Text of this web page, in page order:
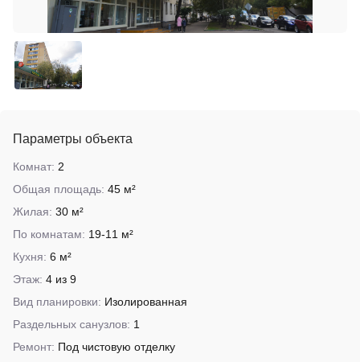
Параметры объекта
Комнат: 2
Общая площадь: 45 м²
Жилая: 30 м²
По комнатам: 19-11 м²
Кухня: 6 м²
Этаж: 4 из 9
Вид планировки: Изолированная
Раздельных санузлов: 1
Ремонт: Под чистовую отделку